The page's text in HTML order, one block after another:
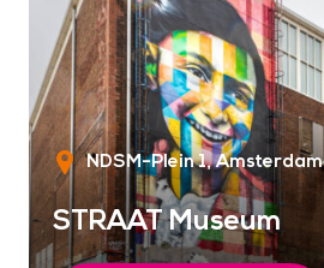
NDSM-Plein 1 Amsterdam
STRAAT Museum